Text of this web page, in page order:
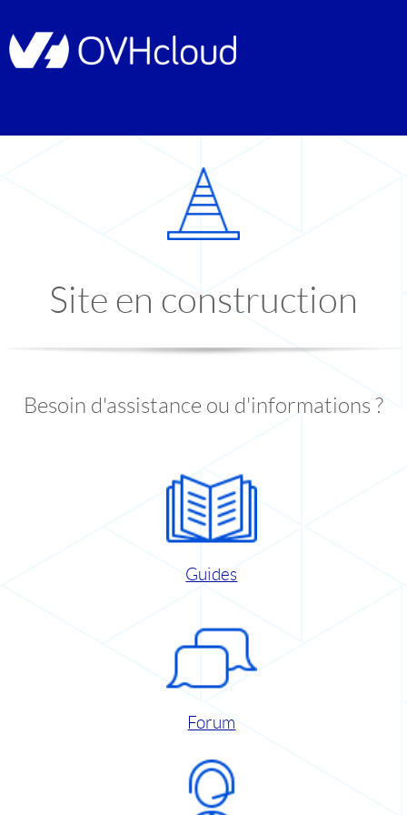
Site en construction
Besoin d'assistance ou d'informations ?
Guides
Forum